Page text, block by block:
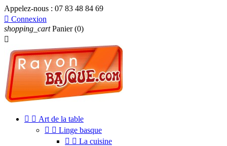
Appelez-nous : 07 83 48 84 69
 Connexion
shopping_cart Panier (0)

  Art de la table
  Linge basque
  La cuisine